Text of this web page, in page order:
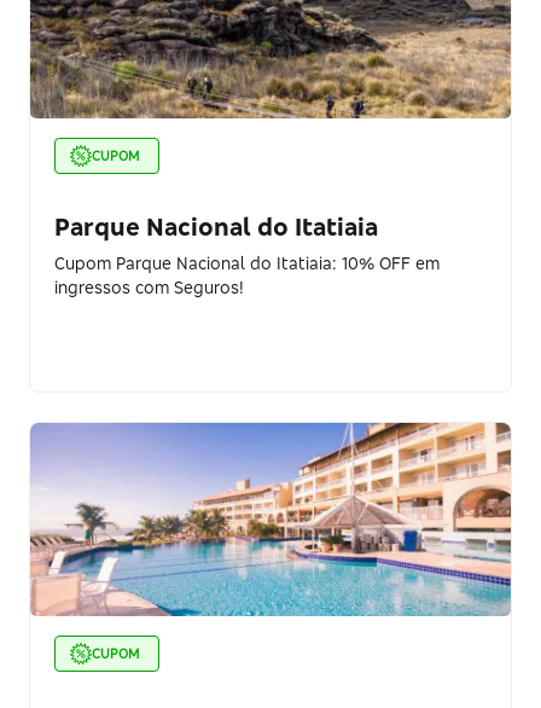
CUPOM
Parque Nacional do Itatiaia
Cupom Parque Nacional do Itatiaia: 10% OFF em
ingressos com Seguros!
CUPOM